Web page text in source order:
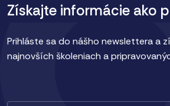
Získajte informácie ako
Prihláste sa do nášho newslettera a
najnovších školeniach a